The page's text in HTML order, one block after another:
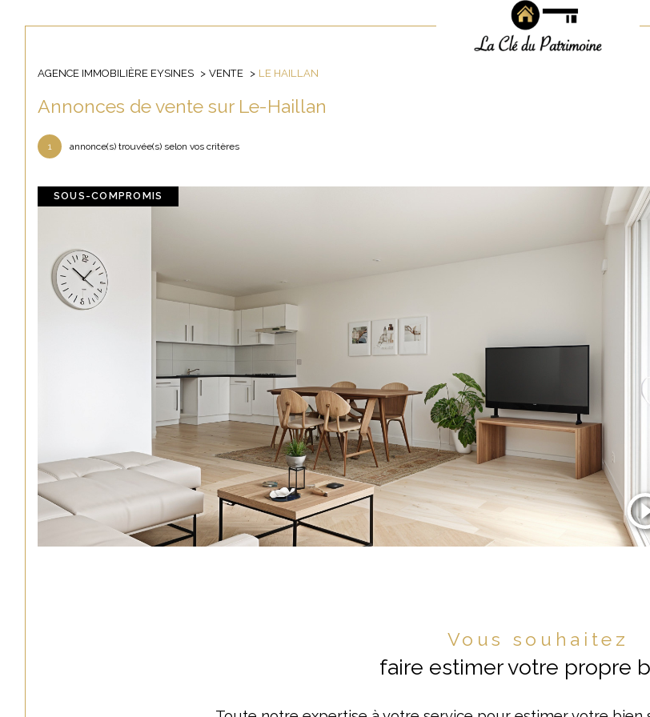
de l'ancien
de l'ancien
TYPE DE BIEN
Voir les1annonces
33185 - Le Haillan
AGENCE IMMOBILIÈRE EYSINES VENTE LE HAILLAN
Annonces de vente sur Le-Haillan
1 annonce(s) trouvée(s) selon vos critères
SOUS-COMPROMIS
Vous souhaitez
faire estimer votre propre